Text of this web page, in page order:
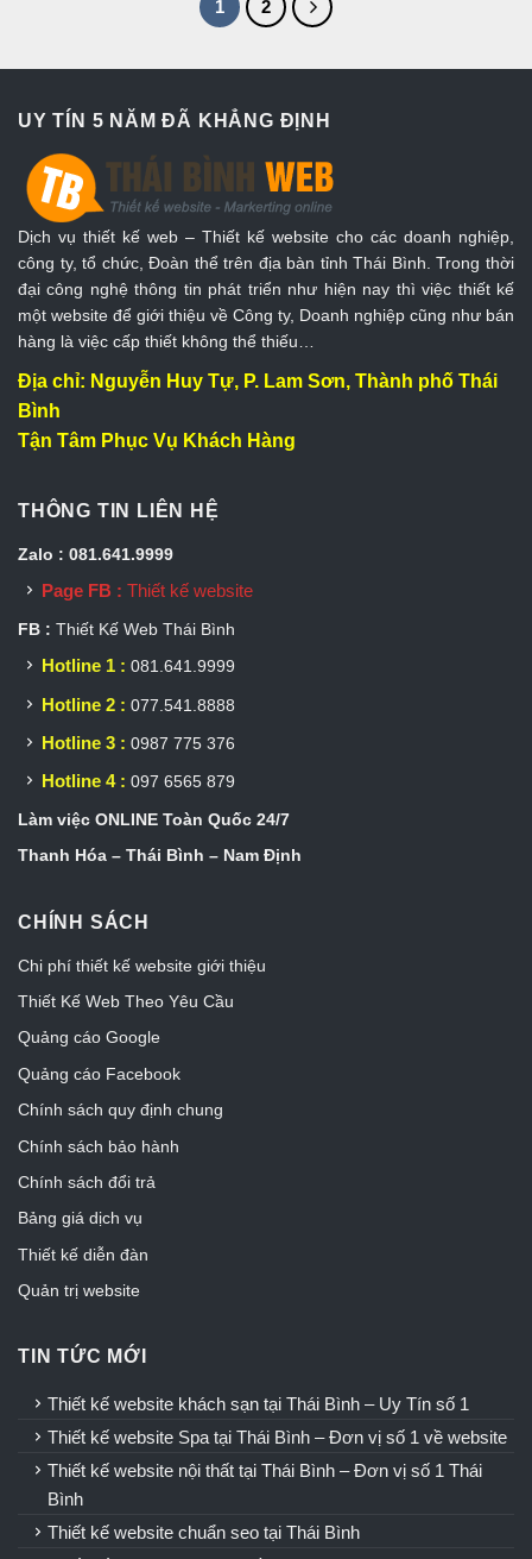
1 2
UY TÍN 5 NĂM ĐÃ KHẲNG ĐỊNH
Dịch vụ thiết kế web – Thiết kế website cho các doanh nghiệp,
công ty, tổ chức, Đoàn thể trên địa bàn tỉnh Thái Bình. Trong thời
đại công nghệ thông tin phát triển như hiện nay thì việc thiết kế
một website để giới thiệu về Công ty, Doanh nghiệp cũng như bán
hàng là việc cấp thiết không thể thiếu…
Địa chỉ: Nguyễn Huy Tự, P. Lam Sơn, Thành phố Thái
Bình
Tận Tâm Phục Vụ Khách Hàng
THÔNG TIN LIÊN HỆ
Zalo : 081.641.9999
Page FB : Thiết kế website
FB : Thiết Kế Web Thái Bình
Hotline 1 : 081.641.9999
Hotline 2 : 077.541.8888
Hotline 3 : 0987 775 376
Hotline 4 : 097 6565 879
Làm việc ONLINE Toàn Quốc 24/7
Thanh Hóa – Thái Bình – Nam Định
CHÍNH SÁCH
Chi phí thiết kế website giới thiệu
Thiết Kế Web Theo Yêu Cầu
Quảng cáo Google
Quảng cáo Facebook
Chính sách quy định chung
Chính sách bảo hành
Chính sách đổi trả
Bảng giá dịch vụ
Thiết kế diễn đàn
Quản trị website
TIN TỨC MỚI
Thiết kế website khách sạn tại Thái Bình – Uy Tín số 1
Thiết kế website Spa tại Thái Bình – Đơn vị số 1 về website
Thiết kế website nội thất tại Thái Bình – Đơn vị số 1 Thái
Bình
Thiết kế website chuẩn seo tại Thái Bình